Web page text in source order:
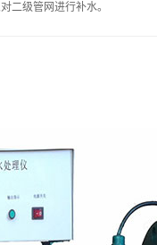
二级管网进行补水。